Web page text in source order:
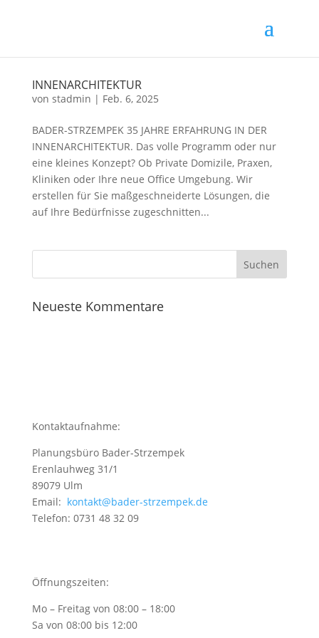
INNENARCHITEKTUR
von stadmin | Feb. 6, 2025
BADER-STRZEMPEK 35 JAHRE ERFAHRUNG IN DER
INNENARCHITEKTUR. Das volle Programm oder nur
eine kleines Konzept? Ob Private Domizile, Praxen,
Kliniken oder Ihre neue Office Umgebung. Wir
erstellen für Sie maßgeschneiderte Lösungen, die
auf Ihre Bedürfnisse zugeschnitten...
Neueste Kommentare
Kontaktaufnahme:
Planungsbüro Bader-Strzempek
Erenlauhweg 31/1
89079 Ulm
Email: kontakt@bader-strzempek.de
Telefon: 0731 48 32 09
Öffnungszeiten:
Mo – Freitag von 08:00 – 18:00
Sa von 08:00 bis 12:00